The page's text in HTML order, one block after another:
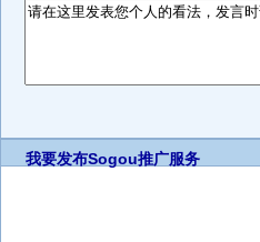
我要发布Sogou推广服务